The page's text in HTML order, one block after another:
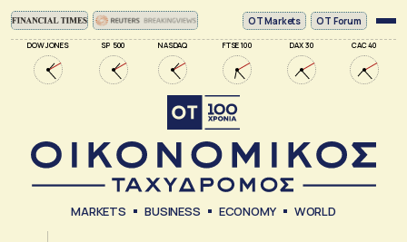
DOW JONES SP 500 NASDAQ FTSE 100 DAX 30 CAC 40
ΟΤ Markets OT Forum
MARKETS BUSINESS ECONOMY WORLD